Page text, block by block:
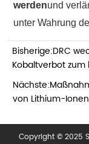
werdenund
unter Wahrung
Bisherige:DRC
Kobaltverbot
Nächste:
von Lithium-
Copyright © 2025